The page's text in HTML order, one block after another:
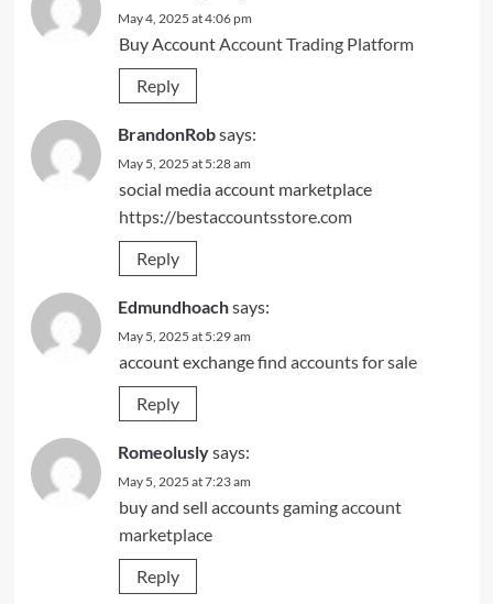
May 4, 2025 at 4:06 pm
Buy AccountAccount Trading Platform
Reply
BrandonRobsays:
May 5, 2025 at 5:28 am
social media account marketplace
https://bestaccountsstore.com
Reply
Edmundhoachsays:
May 5, 2025 at 5:29 am
account exchangefind accounts for sale
Reply
Romeoluslysays:
May 5, 2025 at 7:23 am
buy and sell accountsgaming account
marketplace
Reply